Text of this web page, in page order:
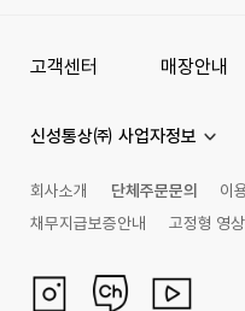
고객센터 매장안내
신성통상㈜ 사업자정보
회사소개 단체주문문의 이
채무지급보증안내
고정형 영